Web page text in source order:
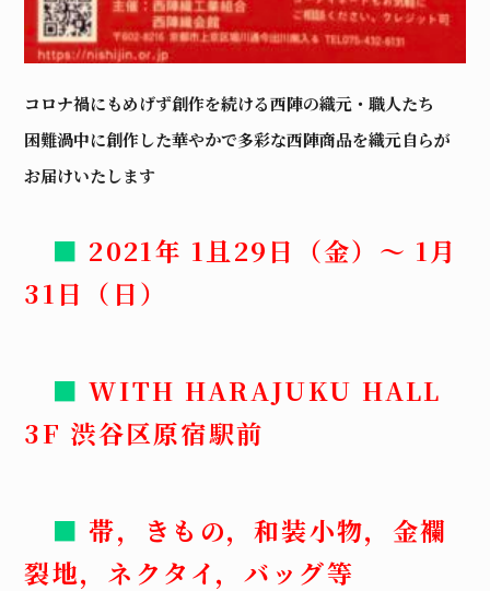
コロナ禍にもめげず創作を続ける西陣の織元・職人たち
困難渦中に創作した華やかで多彩な西陣商品を織元自らが
お届けいたします
■ 2021年 1且29日（金）～ 1月
31日（日）
■ WITH HARAJUKU HALL
3F 渋谷区原宿駅前
■ 帯，きもの，和装小物，金襴
裂地，ネクタイ，バッグ等